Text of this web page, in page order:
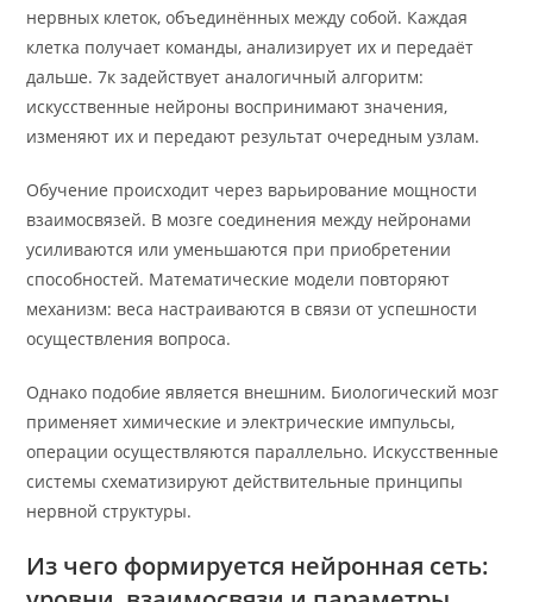
нервных клеток, объединённых между собой. Каждая
клетка получает команды, анализирует их и передаёт
дальше. 7к задействует аналогичный алгоритм:
искусственные нейроны воспринимают значения,
изменяют их и передают результат очередным узлам.
Обучение происходит через варьирование мощности
взаимосвязей. В мозге соединения между нейронами
усиливаются или уменьшаются при приобретении
способностей. Математические модели повторяют
механизм: веса настраиваются в связи от успешности
осуществления вопроса.
Однако подобие является внешним. Биологический мозг
применяет химические и электрические импульсы,
операции осуществляются параллельно. Искусственные
системы схематизируют действительные принципы
нервной структуры.
Из чего формируется нейронная сеть: